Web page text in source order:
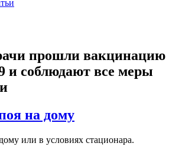
прошли вакцинацию
и соблюдают все меры
на дому
или в условиях стационара.